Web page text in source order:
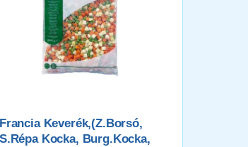
Francia Keverék,(z.borsó,
S.répa Kocka, Burg.kocka,